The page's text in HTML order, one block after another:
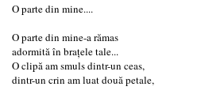
O parte din mine....
O parte din mine-a rămas
adormită în brațele tale...
O clipă am smuls dintr-un ceas,
dintr-un crin am luat două petale,